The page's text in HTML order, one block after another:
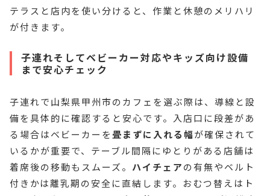
テラスと店内を使い分けると、作業と休憩のメリハリ
が付きます。
子連れそしてベビーカー対応やキッズ向け設備
まで安心チェック
子連れで山梨県甲州市のカフェを選ぶ際は、導線と設
備を具体的に確認すると安心です。入店口に段差があ
る場合はベビーカーを 畳まずに入れる幅が確保されて
いるかが重要で、テーブル間隔にゆとりがある店舗は
着席後の移動もスムーズ。 ハイチェアの有無やベルト
付きかは離乳期の安全に直結します。おむつ替えはト